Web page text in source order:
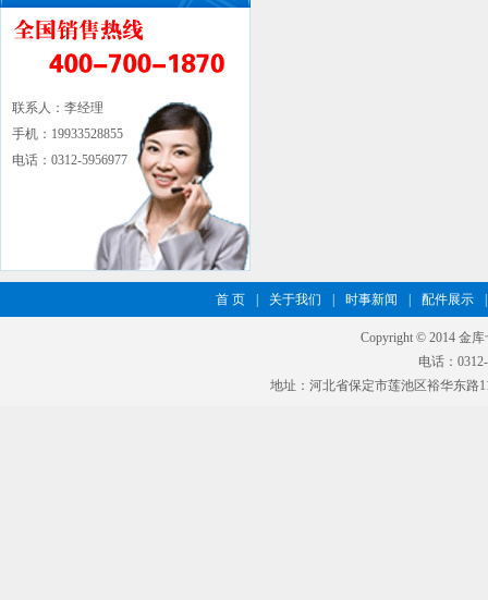
联系人：李经理
手机：19933528855
电话：0312-5956977
首 页 关于我们 时事新闻 配件展示
Copyright © 2014 金
电话：
地址：河北省保定市莲池区裕华东路